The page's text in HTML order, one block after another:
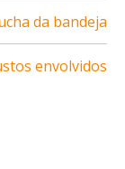
da bandeja
envolvidos